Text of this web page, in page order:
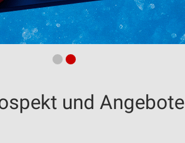
und Angebote